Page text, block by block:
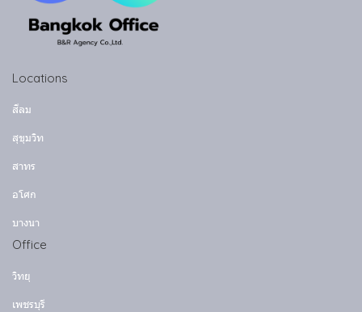
Locations
สีลม
สุขุมวิท
สาทร
อโศก
บางนา
Office
วิทยุ
เพชรบุรี